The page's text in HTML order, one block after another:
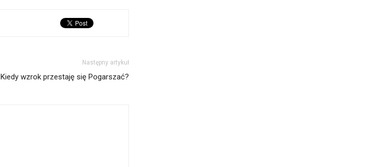
Następny artykuł
Kiedy wzrok przestaję się Pogarszać?